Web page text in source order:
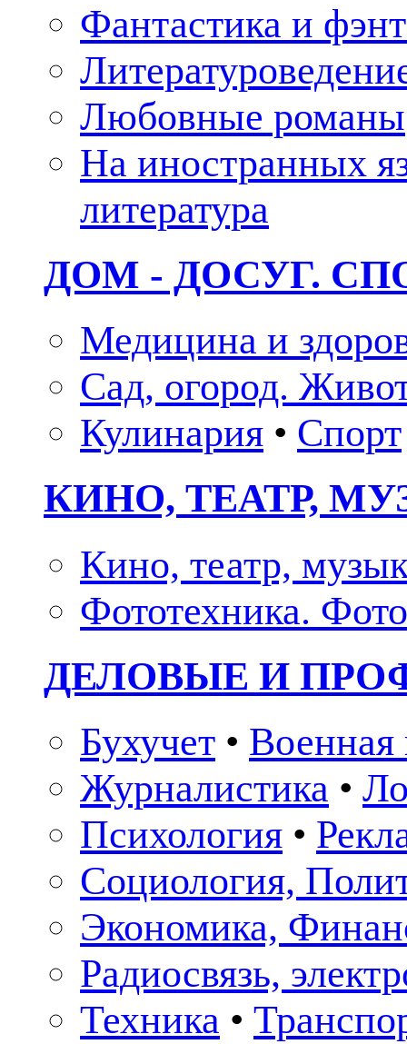
Фантастика и
Любовные романы
На иностранных
литература
ДОМ - ДОСУГ.
Медицина и
Сад, огород.
Кулинария • Спорт
КИНО, ТЕАТР,
Кино, театр,
Фототехника.
ДЕЛОВЫЕ И
Бухучет • Военная
Журналистика •
Психология •
Социология,
Экономика,
Радиосвязь,
Техника •